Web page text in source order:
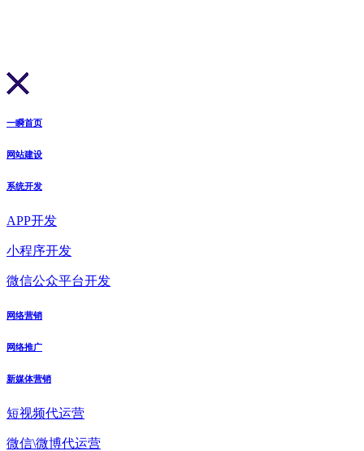
一瞬首页
网站建设
系统开发
APP开发
小程序开发
微信公众平台开发
网络营销
网络推广
新媒体营销
短视频代运营
微信\微博代运营